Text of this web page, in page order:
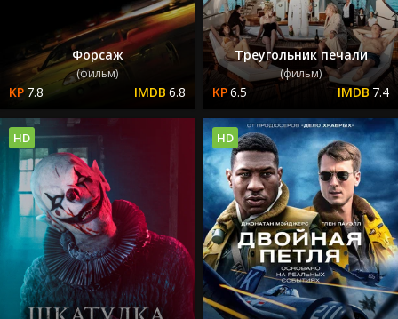
Форсаж
(фильм)
7.8 6.8
Треугольник печали
(фильм)
6.5 7.4
HD HD